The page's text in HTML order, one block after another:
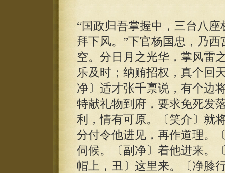
“国政归吾掌握中，三台八
拜下风。”下官杨国忠，乃
空。分日月之光华，掌风雷
乐及时；纳贿招权，真个回
净〕适才张千禀说，有个边
特献礼物到府，要求免死发
利，情有可原。〔笑介〕就
分付令他进见，再作道理。
伺候。〔副净〕着他进来。
帽上，丑〕这里来。〔净膝